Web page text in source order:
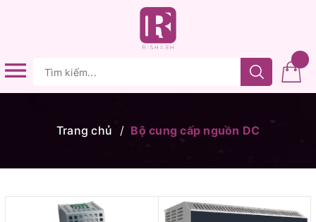
Trang chủ / Bộ cung cấp nguồn DC